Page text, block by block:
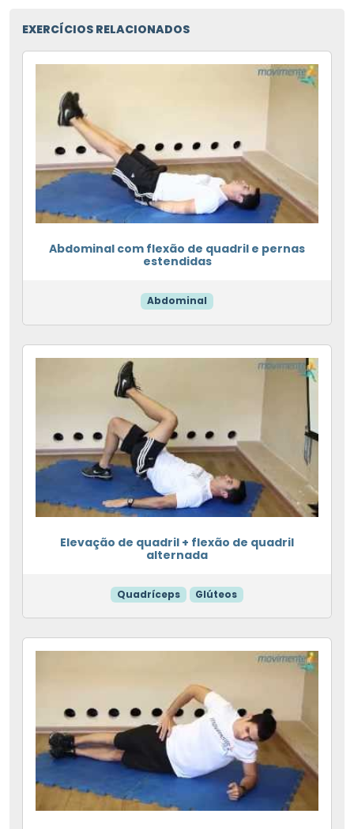
EXERCÍCIOS RELACIONADOS
Abdominal com flexão de quadril e pernas
estendidas
Abdominal
Elevação de quadril + flexão de quadril
alternada
Quadríceps Glúteos